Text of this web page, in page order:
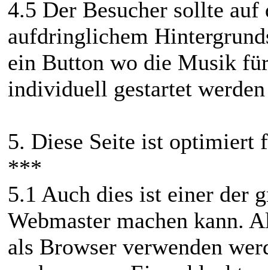
4.5 Der Besucher sollte
aufdringlichem
ein Button wo die Musik
individuell gestartet
5. Diese Seite ist optimiert
***
5.1 Auch dies ist einer der
Webmaster machen kann.
als Browser verwenden